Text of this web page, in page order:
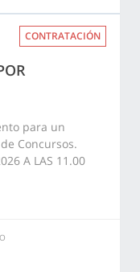
CONTRATACIÓN
para un
Concursos.
A LAS 11.00